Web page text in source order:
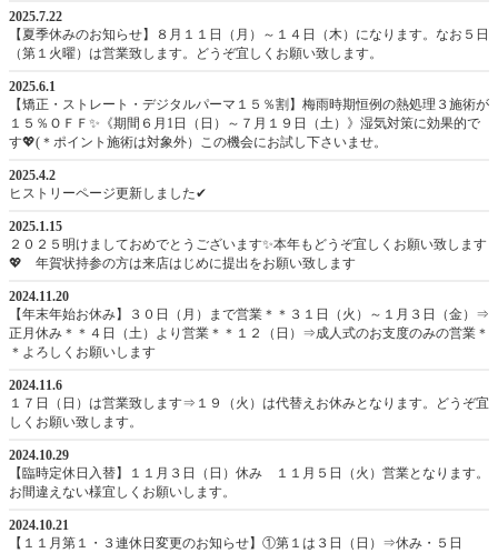
2025.7.22
【夏季休みのお知らせ】８月１１日（月）～１４日（木）になります。なお５日
（第１火曜）は営業致します。どうぞ宜しくお願い致します。
2025.6.1
【矯正・ストレート・デジタルパーマ１５％割】梅雨時期恒例の熱処理３施術が
１５％ＯＦＦ✨《期間６月1日（日）～７月１９日（土）》湿気対策に効果的で
す💖(＊ポイント施術は対象外）この機会にお試し下さいませ。
2025.4.2
ヒストリーページ更新しました✔
2025.1.15
２０２５明けましておめでとうございます✨本年もどうぞ宜しくお願い致します
💖 年賀状持参の方は来店はじめに提出をお願い致します
2024.11.20
【年末年始お休み】３０日（月）まで営業＊＊３１日（火）～１月３日（金）⇒
正月休み＊＊４日（土）より営業＊＊１２（日）⇒成人式のお支度のみの営業＊
＊よろしくお願いします
2024.11.6
１７日（日）は営業致します⇒１９（火）は代替えお休みとなります。どうぞ宜
しくお願い致します。
2024.10.29
【臨時定休日入替】１１月３日（日）休み １１月５日（火）営業となります。
お間違えない様宜しくお願いします。
2024.10.21
【１１月第１・３連休日変更のお知らせ】①第１は３日（日）⇒休み・５日